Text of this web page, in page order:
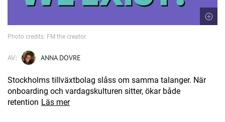
Photo credits: FM the creator
AV: ANNA DOVRE
Stockholms tillväxtbolag slåss om samma talanger. När
onboarding och vardagskulturen sitter, ökar både
retention Läs mer